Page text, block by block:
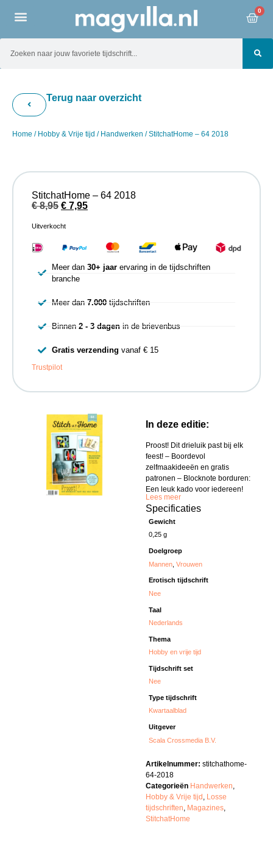
0
Terug naar overzicht
Home / Hobby & Vrije tijd / Handwerken / StitchatHome – 64 2018
In deze editie:
Proost! Dit drieluik past bij elk
feest! – Boordevol
zelfmaakideeën en gratis
patronen – Blocknote borduren:
Een leuk kado voor iedereen!
Lees meer
Specificaties
Gewicht
0,25 g
Doelgroep
Mannen ,Vrouwen
Erotisch tijdschrift
Nee
Taal
Nederlands
Thema
Hobby en vrije tijd
Tijdschrift set
Nee
Type tijdschrift
Kwartaalblad
Uitgever
Scala Crossmedia B.V.
Artikelnummer: stitchathome-
64-2018
Categorieën Handwerken,
Hobby & Vrije tijd , Losse
tijdschriften, Magazines,
StitchatHome
StitchatHome – 64 2018
€8,95 € 7,95
Uitverkocht
Meer dan 30+ jaarervaring in de tijdschriften
branche
Meer dan 7.000tijdschriften
Binnen 2 - 3 dagenin de brievenbus
Gratis verzending vanaf € 15
Trustpilot